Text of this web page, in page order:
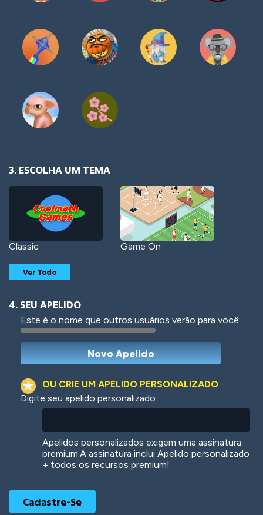
3. ESCOLHA UM TEMA
Classic Game On
Woof Jungle Cats
Ver Todo
4. SEU APELIDO
Este é o nome que outros usuários verão para você:
OU CRIE UM APELIDO PERSONALIZADO
Digite seu apelido personalizado
Apelidos personalizados exigem uma assinatura
premium.A assinatura inclui Apelido personalizado
+ todos os recursos premium!